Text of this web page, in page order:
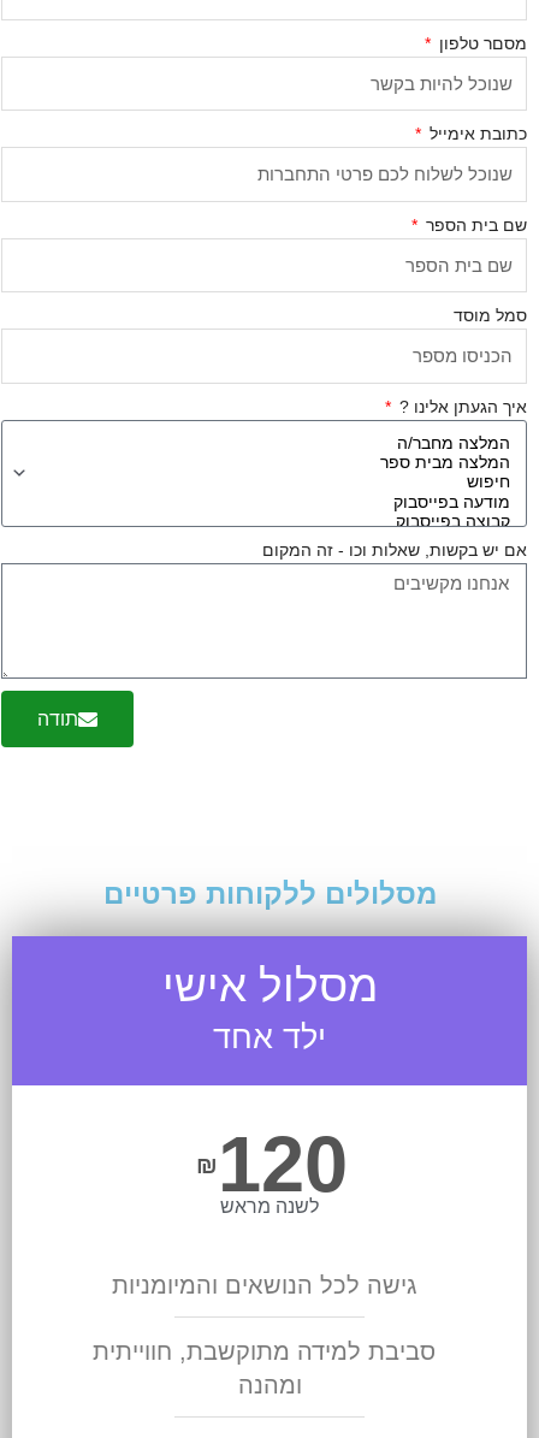
טלפון
אימייל
בית הספר
מוסד
הגעתן אלינו ?
יש בקשות, שאלות וכו - זה המקום
תודה
מסלולים ללקוחות פרטיים
מסלול אישי
ילד אחד
₪ 120
לשנה מראש
גישה לכל הנושאים והמיומניות
סביבת למידה מתוקשבת, חווייתית
ומהנה